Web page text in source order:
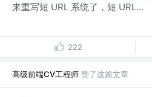
来重写短 URL 系统了，短 URL...
222
高级前端CV工程师 赞了这篇文章